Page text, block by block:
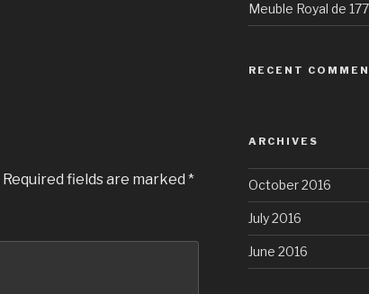
Required fields are marked *
Meuble Royal de
RECENT
ARCHIVES
October 2016
July 2016
June 2016